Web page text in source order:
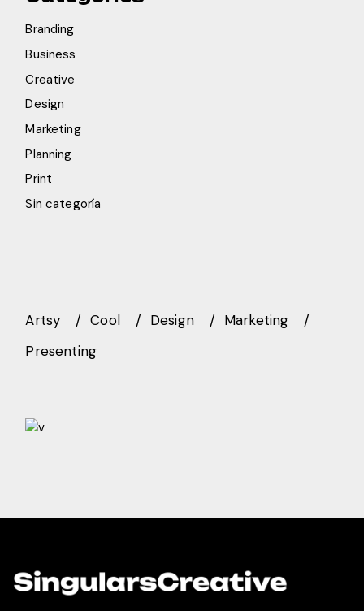
Branding
Business
Creative
Design
Marketing
Planning
Print
Sin categoría
Artsy Cool Design
Marketing
Presenting